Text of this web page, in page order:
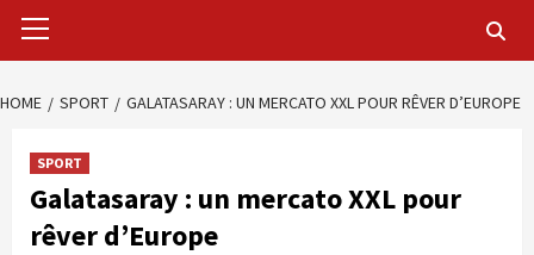
Menu
HOME SPORT GALATASARAY : UN MERCATO XXL POUR RÊVER D’EUROPE
SPORT
Galatasaray : un mercato XXL pour
rêver d’Europe